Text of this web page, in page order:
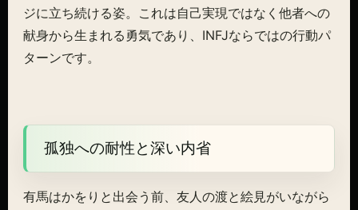
ジに立ち続ける姿。これは自己実現ではなく他者への
献身から生まれる勇気であり、INFJならではの行動パ
ターンです。
孤独への耐性と深い内省
有馬はかをりと出会う前、友人の渡と絵見がいながら